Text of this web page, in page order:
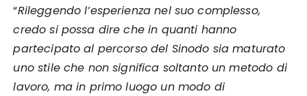
“Rileggendo l’esperienza nel suo complesso,
credo si possa dire che in quanti hanno
partecipato al percorso del Sinodo sia maturato
uno stile che non significa soltanto un metodo di
lavoro, ma in primo luogo un modo di